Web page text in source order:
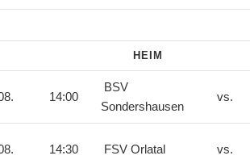
HEIM
14:00
BSV
Sondershausen
vs.
14:30 FSV Orlatal vs.